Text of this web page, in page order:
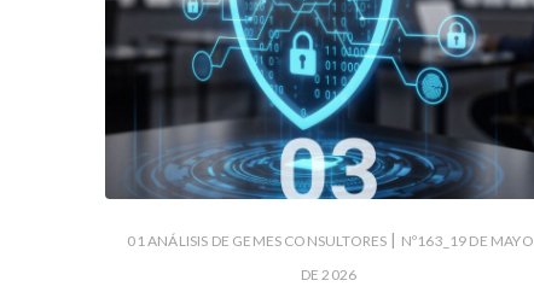
01 ANÁLISIS DE GEMES CONSULTORES | Nº163_19 DE MAYO
DE 2026